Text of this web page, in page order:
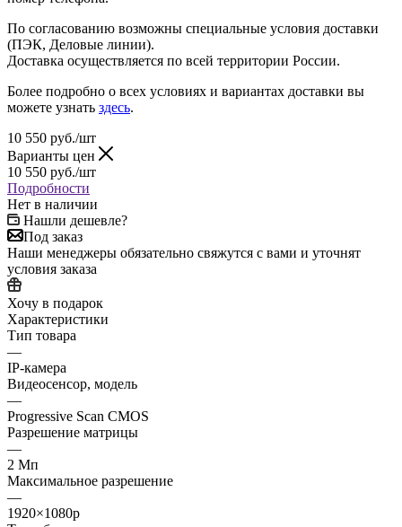
По согласованию возможны специальные условия доставки
(ПЭК, Деловые линии).
Доставка осуществляется по всей территории России.
Более подробно о всех условиях и вариантах доставки вы
можете узнать здесь.
10 550 руб./шт
Варианты цен
10 550 руб./шт
Подробности
Нет в наличии
Нашли дешевле?
Под заказ
Наши менеджеры обязательно свяжутся с вами и уточнят
условия заказа
Хочу в подарок
Характеристики
Тип товара
—
IP-камера
Видеосенсор, модель
—
Progressive Scan CMOS
Разрешение матрицы
—
2 Мп
Максимальное разрешение
—
1920×1080p